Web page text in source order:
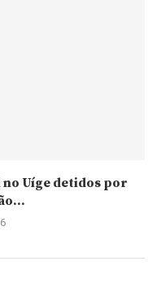
Uíge detidos por